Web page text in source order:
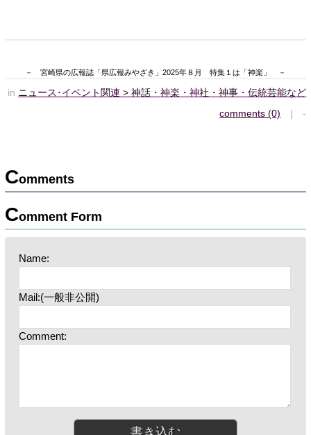
－ 宮崎県の広報誌「県広報みやざき」2025年８月 特集１は「神楽」 －
in ニュース･イベント関連 > 神話・神楽・神社・神事・伝統芸能など
comments (0) | -
Comments
Comment Form
Name:
Mail:(一般非公開)
Comment: